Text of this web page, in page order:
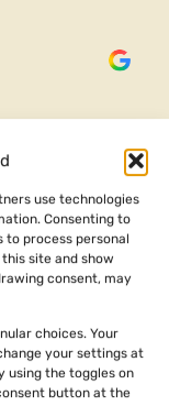
use technologies
Consenting to
to process personal
site and show
consent, may
choices. Your
your settings at
using the toggles on
button at the
me habéis
mi raíces y
cultura y